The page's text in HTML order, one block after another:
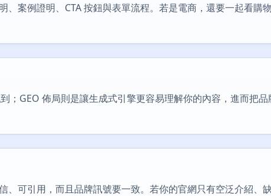
、案例證明、CTA 按鈕與表單流程。若是電商，還要一起看購
；GEO 佈局則是讓生成式引擎更容易理解你的內容，進而把
、可引用，而且品牌訊號要一致。若你的官網只有空泛介紹、